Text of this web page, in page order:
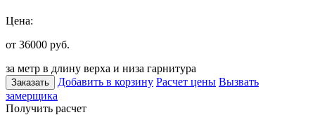
Цена:
от 36000 руб.
за метр в длину верха и низа гарнитура
Заказать Добавить в корзину Расчет цены Вызвать
замерщика
Получить расчет